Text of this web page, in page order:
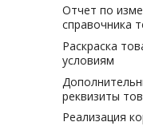
Отчет по
справочника
Раскраска
условиям
реквизиты
Общая
Реализация